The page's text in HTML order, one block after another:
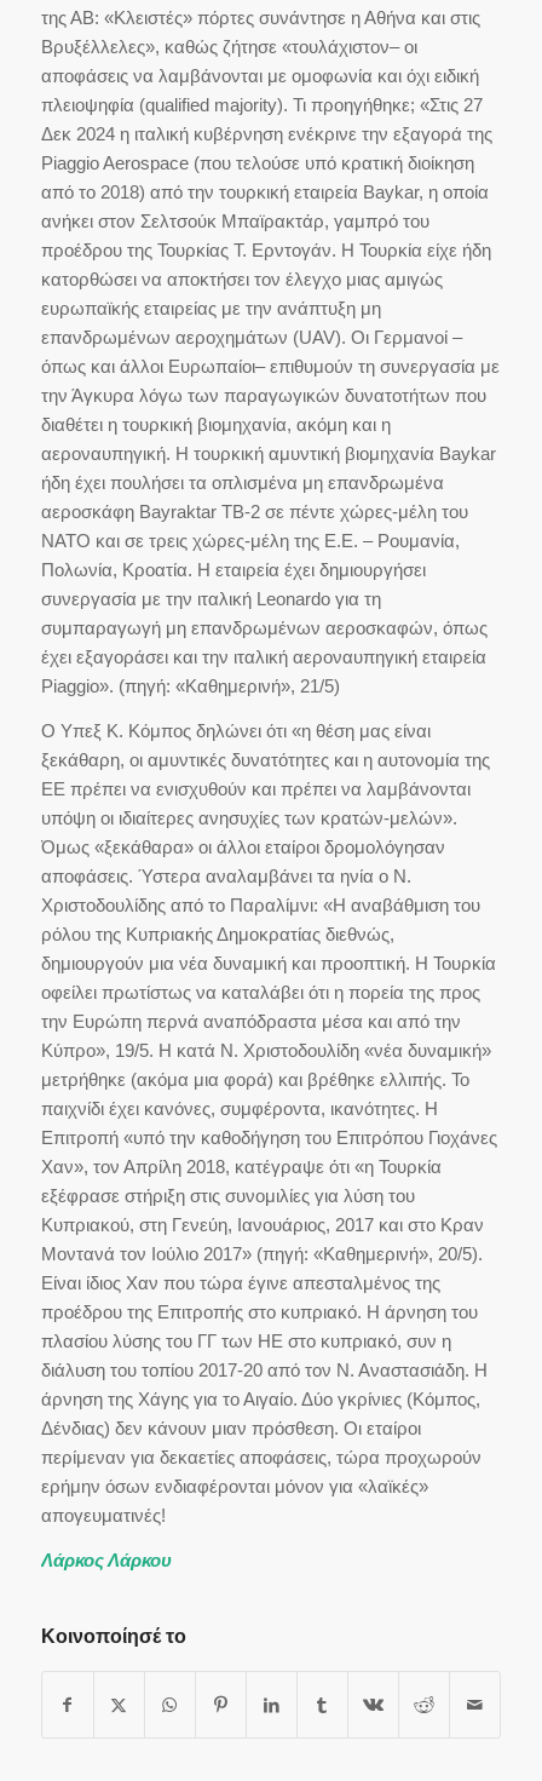
της ΑΒ: «Κλειστές» πόρτες συνάντησε η Αθήνα και στις
Βρυξέλλελες», καθώς ζήτησε «τουλάχιστον– οι
αποφάσεις να λαμβάνονται με ομοφωνία και όχι ειδική
πλειοψηφία (qualified majority). Τι προηγήθηκε; «Στις 27
Δεκ 2024 η ιταλική κυβέρνηση ενέκρινε την εξαγορά της
Piaggio Aerospace (που τελούσε υπό κρατική διοίκηση
από το 2018) από την τουρκική εταιρεία Baykar, η οποία
ανήκει στον Σελτσούκ Μπαϊρακτάρ, γαμπρό του
προέδρου της Τουρκίας Τ. Ερντογάν. Η Τουρκία είχε ήδη
κατορθώσει να αποκτήσει τον έλεγχο μιας αμιγώς
ευρωπαϊκής εταιρείας με την ανάπτυξη μη
επανδρωμένων αεροχημάτων (UAV). Οι Γερμανοί –
όπως και άλλοι Ευρωπαίοι– επιθυμούν τη συνεργασία με
την Άγκυρα λόγω των παραγωγικών δυνατοτήτων που
διαθέτει η τουρκική βιομηχανία, ακόμη και η
αεροναυπηγική. Η τουρκική αμυντική βιομηχανία Baykar
ήδη έχει πουλήσει τα οπλισμένα μη επανδρωμένα
αεροσκάφη Bayraktar ΤΒ-2 σε πέντε χώρες-μέλη του
NATO και σε τρεις χώρες-μέλη της Ε.Ε. – Ρουμανία,
Πολωνία, Κροατία. Η εταιρεία έχει δημιουργήσει
συνεργασία με την ιταλική Leonardo για τη
συμπαραγωγή μη επανδρωμένων αεροσκαφών, όπως
έχει εξαγοράσει και την ιταλική αεροναυπηγική εταιρεία
Piaggio». (πηγή: «Καθημερινή», 21/5)
Ο Υπεξ Κ. Κόμπος δηλώνει ότι «η θέση μας είναι
ξεκάθαρη, οι αμυντικές δυνατότητες και η αυτονομία της
ΕΕ πρέπει να ενισχυθούν και πρέπει να λαμβάνονται
υπόψη οι ιδιαίτερες ανησυχίες των κρατών-μελών».
Όμως «ξεκάθαρα» οι άλλοι εταίροι δρομολόγησαν
αποφάσεις. Ύστερα αναλαμβάνει τα ηνία ο Ν.
Χριστοδουλίδης από το Παραλίμνι: «Η αναβάθμιση του
ρόλου της Κυπριακής Δημοκρατίας διεθνώς,
δημιουργούν μια νέα δυναμική και προοπτική. Η Τουρκία
οφείλει πρωτίστως να καταλάβει ότι η πορεία της προς
την Ευρώπη περνά αναπόδραστα μέσα και από την
Κύπρο», 19/5. Η κατά Ν. Χριστοδουλίδη «νέα δυναμική»
μετρήθηκε (ακόμα μια φορά) και βρέθηκε ελλιπής. Το
παιχνίδι έχει κανόνες, συμφέροντα, ικανότητες. Η
Επιτροπή «υπό την καθοδήγηση του Επιτρόπου Γιοχάνες
Χαν», τον Απρίλη 2018, κατέγραψε ότι «η Τουρκία
εξέφρασε στήριξη στις συνομιλίες για λύση του
Κυπριακού, στη Γενεύη, Ιανουάριος, 2017 και στο Κραν
Μοντανά τον Ιούλιο 2017» (πηγή: «Καθημερινή», 20/5).
Είναι ίδιος Χαν που τώρα έγινε απεσταλμένος της
προέδρου της Επιτροπής στο κυπριακό. Η άρνηση του
πλασίου λύσης του ΓΓ των ΗΕ στο κυπριακό, συν η
διάλυση του τοπίου 2017-20 από τον Ν. Αναστασιάδη. Η
άρνηση της Χάγης για το Αιγαίο. Δύο γκρίνιες (Κόμπος,
Δένδιας) δεν κάνουν μιαν πρόσθεση. Οι εταίροι
περίμεναν για δεκαετίες αποφάσεις, τώρα προχωρούν
ερήμην όσων ενδιαφέρονται μόνον για «λαϊκές»
απογευματινές!
Λάρκος Λάρκου
Κοινοποίησέ το